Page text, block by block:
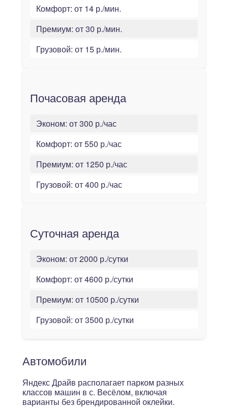
Комфорт: от 14 р./мин.
Премиум: от 30 р./мин.
Грузовой: от 15 р./мин.
Почасовая аренда
Эконом: от 300 р./час
Комфорт: от 550 р./час
Премиум: от 1250 р./час
Грузовой: от 400 р./час
Суточная аренда
Эконом: от 2000 р./сутки
Комфорт: от 4600 р./сутки
Премиум: от 10500 р./сутки
Грузовой: от 3500 р./сутки
Автомобили
Яндекс Драйв располагает парком разных
классов машин в с. Весёлом, включая
варианты без брендированной оклейки.